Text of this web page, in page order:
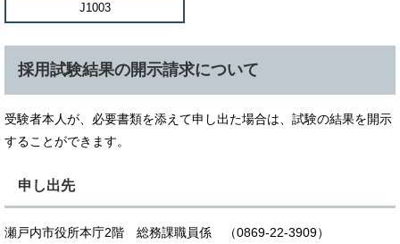
J1003
採用試験結果の開示請求について
受験者本人が、必要書類を添えて申し出た場合は、試験の結果を開示
することができます。
申し出先
瀬戸内市役所本庁2階 総務課職員係 （0869-22-3909）